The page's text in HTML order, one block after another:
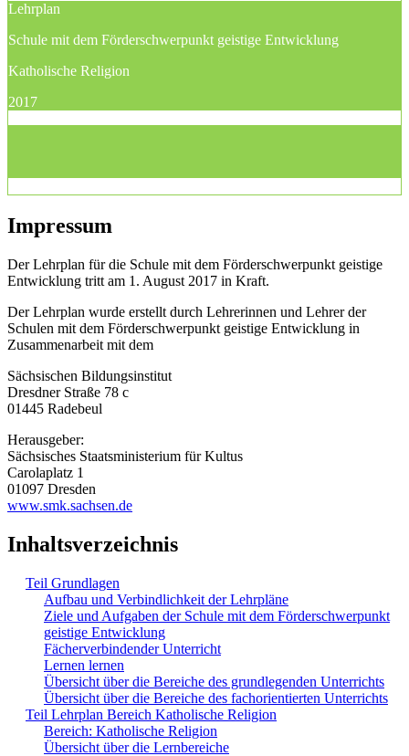
Lehrplan
Schule mit dem Förderschwerpunkt geistige Entwicklung
Katholische Religion
2017
Impressum
Der Lehrplan für die Schule mit dem Förderschwerpunkt geistige
Entwicklung tritt am 1. August 2017 in Kraft.
Der Lehrplan wurde erstellt durch Lehrerinnen und Lehrer der
Schulen mit dem Förderschwerpunkt geistige Entwicklung in
Zusammenarbeit mit dem
Sächsischen Bildungsinstitut
Dresdner Straße 78 c
01445 Radebeul
Herausgeber:
Sächsisches Staatsministerium für Kultus
Carolaplatz 1
01097 Dresden
www.smk.sachsen.de
Inhaltsverzeichnis
Teil Grundlagen
Aufbau und Verbindlichkeit der Lehrpläne
Ziele und Aufgaben der Schule mit dem Förderschwerpunkt
geistige Entwicklung
Fächerverbindender Unterricht
Lernen lernen
Übersicht über die Bereiche des grundlegenden Unterrichts
Übersicht über die Bereiche des fachorientierten Unterrichts
Teil Lehrplan Bereich Katholische Religion
Bereich: Katholische Religion
Übersicht über die Lernbereiche